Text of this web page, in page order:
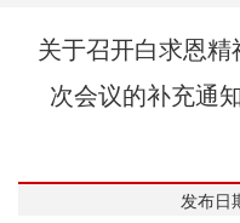
关于召开白求恩
次会议的补充通
发布日